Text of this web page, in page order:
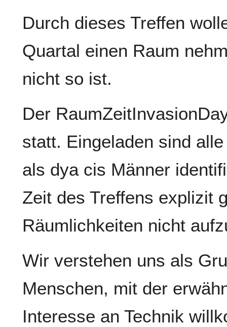
Durch dieses Treffen
Quartal einen Raum
nicht so ist.
Der
statt. Eingeladen sind
als dya cis Männer
Zeit des Treffens explizit
Räumlichkeiten nicht
Wir verstehen uns als
Menschen, mit der
Interesse an Technik